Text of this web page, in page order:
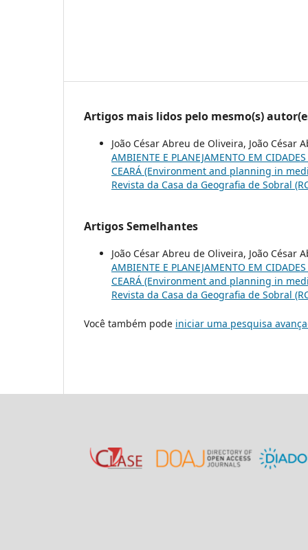
Artigos mais lidos pelo mesmo(s)
João César Abreu de Oliveira, João
AMBIENTE E PLANEJAMENTO EM
CEARÁ (Environment and planning in
Revista da Casa da Geografia de Sobral
Artigos Semelhantes
João César Abreu de Oliveira, João
AMBIENTE E PLANEJAMENTO EM
CEARÁ (Environment and planning in
Revista da Casa da Geografia de Sobral
Você também pode iniciar uma pesquisa